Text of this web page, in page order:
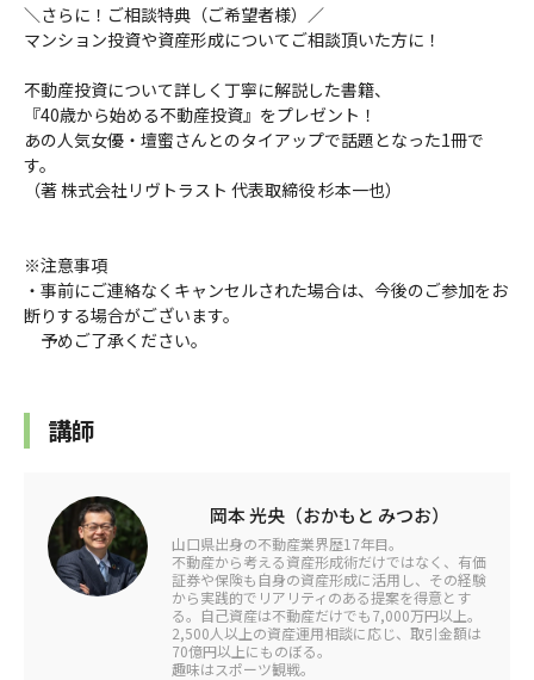
＼さらに！ご相談特典（ご希望者様）／
マンション投資や資産形成についてご相談頂いた方に！
不動産投資について詳しく丁寧に解説した書籍、
『40歳から始める不動産投資』をプレゼント！
あの人気女優・壇蜜さんとのタイアップで話題となった1冊で
す。
（著 株式会社リヴトラスト 代表取締役 杉本一也）
※注意事項
・事前にご連絡なくキャンセルされた場合は、今後のご参加をお
断りする場合がございます。
予めご了承ください。
講師
岡本 光央（おかもと みつお）
山口県出身の不動産業界歴17年目。
不動産から考える資産形成術だけではなく、有価
証券や保険も自身の資産形成に活用し、その経験
から実践的でリアリティのある提案を得意とす
る。自己資産は不動産だけでも7,000万円以上。
2,500人以上の資産運用相談に応じ、取引金額は
70億円以上にものぼる。
趣味はスポーツ観戦。